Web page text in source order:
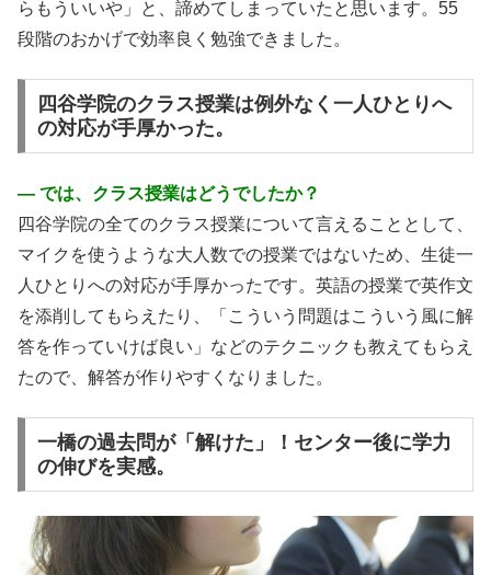
らもういいや」と、諦めてしまっていたと思います。55
段階のおかげで効率良く勉強できました。
四谷学院のクラス授業は例外なく一人ひとりへ
の対応が手厚かった。
― では、クラス授業はどうでしたか？
四谷学院の全てのクラス授業について言えることとして、
マイクを使うような大人数での授業ではないため、生徒一
人ひとりへの対応が手厚かったです。英語の授業で英作文
を添削してもらえたり、「こういう問題はこういう風に解
答を作っていけば良い」などのテクニックも教えてもらえ
たので、解答が作りやすくなりました。
一橋の過去問が「解けた」！センター後に学力
の伸びを実感。